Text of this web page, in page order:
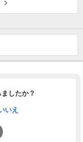
したか？
いえ